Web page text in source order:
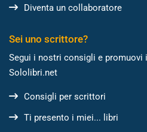
Diventa un collaboratore
Sei uno scrittore?
Segui i nostri consigli e
Sololibri.net
Consigli per scrittori
Ti presento i miei... libri